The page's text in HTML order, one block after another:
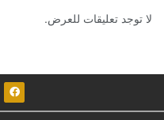
لا توجد تعليقات للعرض.